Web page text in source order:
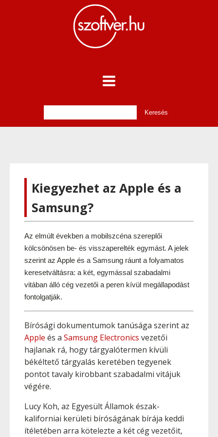
Kiegyezhet az Apple és a
Samsung?
Az elmúlt években a mobilszcéna szereplői
kölcsönösen be- és visszaperelték egymást. A jelek
szerint az Apple és a Samsung ráunt a folyamatos
keresetváltásra: a két, egymással szabadalmi
vitában álló cég vezetői a peren kívül megállapodást
fontolgatják.
Bírósági dokumentumok tanúsága szerint az
Apple és a Samsung Electronics vezetői
hajlanak rá, hogy tárgyalótermen kívüli
békéltető tárgyalás keretében tegyenek
pontot tavaly kirobbant szabadalmi vitájuk
végére.
Lucy Koh, az Egyesült Államok észak-
kaliforniai kerületi bíróságának bírája keddi
ítéletében arra kötelezte a két cég vezetőit,